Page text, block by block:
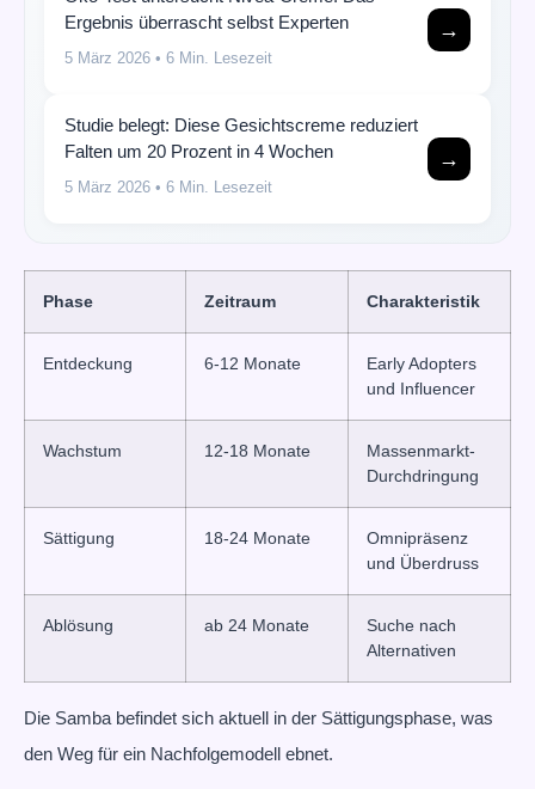
Ergebnis überrascht selbst Experten
5 März 2026 • 6 Min. Lesezeit
→
Studie belegt: Diese Gesichtscreme reduziert
Falten um 20 Prozent in 4 Wochen
5 März 2026 • 6 Min. Lesezeit
→
Phase Zeitraum Charakteristik
Entdeckung 6-12 Monate
Early Adopters
und Influencer
Wachstum 12-18 Monate
Massenmarkt-
Durchdringung
Sättigung 18-24 Monate
Omnipräsenz
und Überdruss
Ablösung ab 24 Monate
Suche nach
Alternativen
Die Samba befindet sich aktuell in der Sättigungsphase, was
den Weg für ein Nachfolgemodell ebnet.